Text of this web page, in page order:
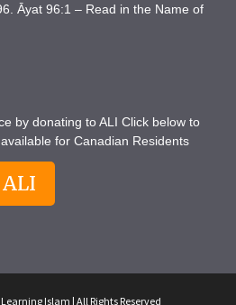
Āyat 96:1 – Read in the Name of
by donating to ALI Click below to
for Canadian Residents
Islam | All Rights Reserved